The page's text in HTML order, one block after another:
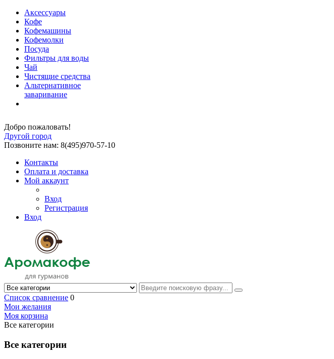
Аксессуары
Кофе
Кофемашины
Кофемолки
Посуда
Фильтры для воды
Чай
Чистящие средства
Альтернативное
заваривание
Добро пожаловать!
Другой город
Позвоните нам: 8(495)970-57-10
Контакты
Оплата и доставка
Мой аккаунт
Вход
Регистрация
Вход
Список сравнение 0
Мои желания
Моя корзина
Все категории
Все категории